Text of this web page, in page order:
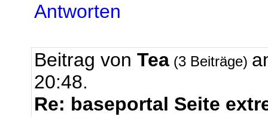
Antworten
Beitrag von Tea (3 Beiträge)
20:48.
Re: baseportal Seite